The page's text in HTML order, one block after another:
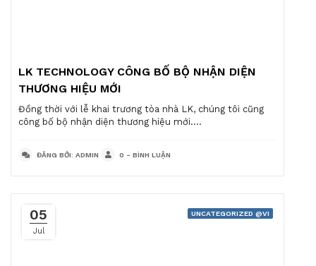
LK TECHNOLOGY CÔNG BỐ BỘ NHẬN DIỆN
THƯƠNG HIỆU MỚI
Đồng thời với lễ khai trương tòa nhà LK, chúng tôi cũng
công bố bộ nhận diện thương hiệu mới....
ĐĂNG BỞI: ADMIN 0 - BÌNH LUẬN
05
Jul
UNCATEGORIZED @VI